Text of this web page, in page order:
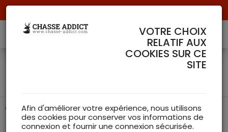
Gilet Holburn Quilted Sage
Chaleur et Élégance
VOTRE CHOIX
RELATIF AUX
COOKIES SUR CE
SITE
Afin d'améliorer votre expérience, nous utilisons
des cookies pour conserver vos informations de
connexion et fournir une connexion sécurisée.